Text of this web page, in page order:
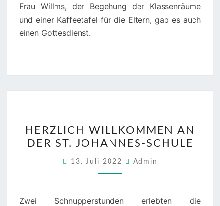
Frau Willms, der Begehung der Klassenräume
und einer Kaffeetafel für die Eltern, gab es auch
einen Gottesdienst.
WILLKOMMEN
AN
DER
ST.
SCHULE
HERZLICH WILLKOMMEN AN
DER ST. JOHANNES-SCHULE
13. Juli 2022 Admin
Zwei Schnupperstunden erlebten die